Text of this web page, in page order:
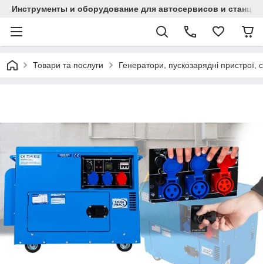
Инструменты и оборудование для автосервисов и
Товари та послуги Генератори, пускозарядні пристрої,